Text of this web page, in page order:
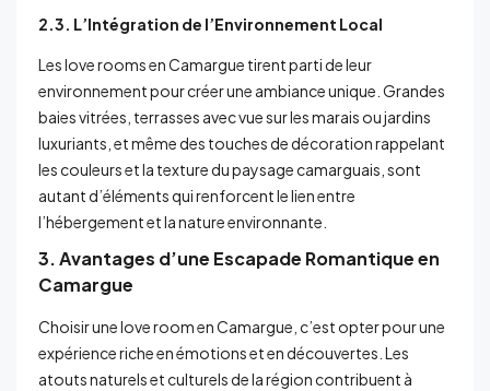
2.3. L’Intégration de l’Environnement Local
Les love rooms en Camargue tirent parti de leur
environnement pour créer une ambiance unique. Grandes
baies vitrées, terrasses avec vue sur les marais ou jardins
luxuriants, et même des touches de décoration rappelant
les couleurs et la texture du paysage camarguais, sont
autant d’éléments qui renforcent le lien entre
l’hébergement et la nature environnante.
3. Avantages d’une Escapade Romantique en
Camargue
Choisir une love room en Camargue, c’est opter pour une
expérience riche en émotions et en découvertes. Les
atouts naturels et culturels de la région contribuent à